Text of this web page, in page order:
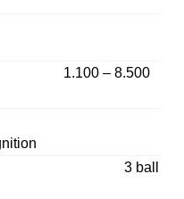
– 8.500